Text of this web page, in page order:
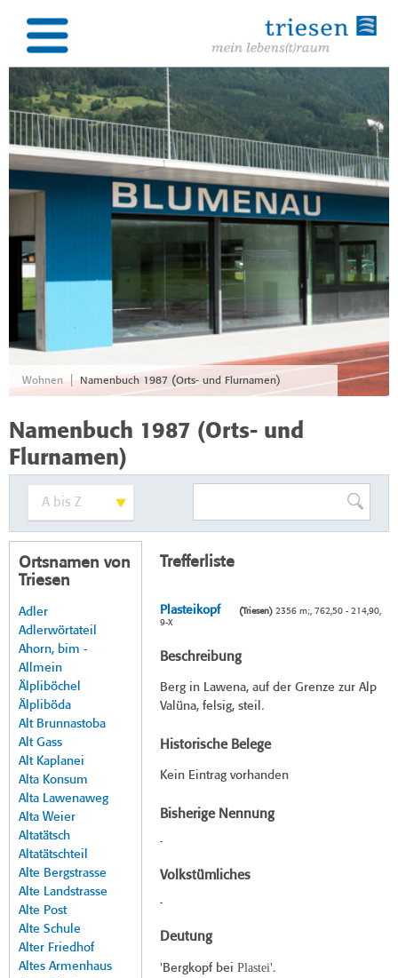
Wohnen Namenbuch 1987 (Orts- und Flurnamen)
Namenbuch 1987 (Orts- und
Flurnamen)
Ortsnamen von
Triesen
Adler
Adlerwörtateil
Ahorn, bim -
Allmein
Älpliböchel
Älpliböda
Alt Brunnastoba
Alt Gass
Alt Kaplanei
Alta Konsum
Alta Lawenaweg
Alta Weier
Altatätsch
Altatätschteil
Alte Bergstrasse
Alte Landstrasse
Alte Post
Alte Schule
Alter Friedhof
Altes Armenhaus
Trefferliste
Plasteikopf (Triesen)2356 m;, 762,50 - 214,90,
9-X
Beschreibung
Berg in Lawena, auf der Grenze zur Alp
Valüna, felsig, steil.
Historische Belege
Kein Eintrag vorhanden
Bisherige Nennung
-
Volkstümliches
-
Deutung
'Bergkopf bei Plastei'.